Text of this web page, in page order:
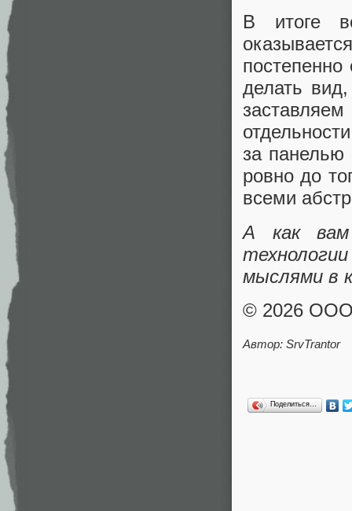
В итоге
делать
за панелью
ровно до
всеми
А как вам
мыслями в
© 2026
Автор: SrvTrantor
Поделиться…